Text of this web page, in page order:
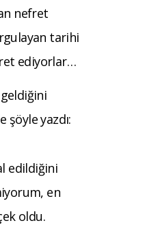
nefret
tarihi
ediyorlar…
şöyle yazdı:
edildiğini
en
oldu.